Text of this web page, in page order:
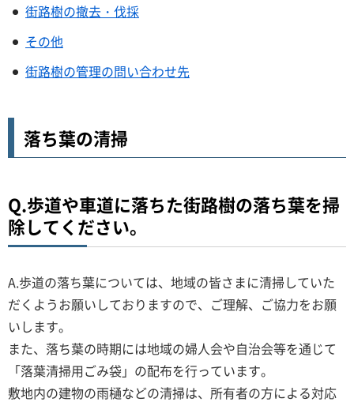
街路樹の撤去・伐採
その他
街路樹の管理の問い合わせ先
落ち葉の清掃
Q.歩道や車道に落ちた街路樹の落ち葉を掃
除してください。
A.歩道の落ち葉については、地域の皆さまに清掃していた
だくようお願いしておりますので、ご理解、ご協力をお願
いします。
また、落ち葉の時期には地域の婦人会や自治会等を通じて
「落葉清掃用ごみ袋」の配布を行っています。
敷地内の建物の雨樋などの清掃は、所有者の方による対応